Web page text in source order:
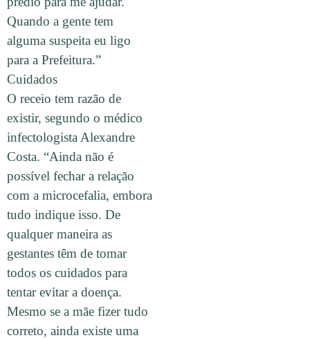
Quando a gente tem
alguma suspeita eu ligo
para a Prefeitura.”
Cuidados
O receio tem razão de
existir, segundo o médico
infectologista Alexandre
Costa. “Ainda não é
possível fechar a relação
com a microcefalia, embora
tudo indique isso. De
qualquer maneira as
gestantes têm de tomar
todos os cuidados para
tentar evitar a doença.
Mesmo se a mãe fizer tudo
correto, ainda existe uma